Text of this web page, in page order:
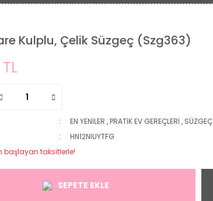
Kulplu, Çelik Süzgeç (Szg363)
EN YENİLER ,PRATİK EV GEREÇLERİ , SÜZGEÇ
HN12NIUYTFG
başlayan taksitlerle!
SEPETE EKLE